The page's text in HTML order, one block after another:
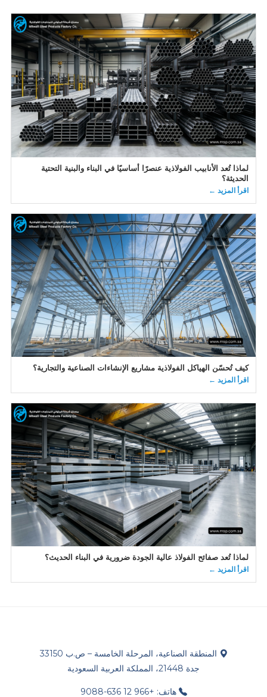
لماذا تُعد الأنابيب الفولاذية عنصرًا أساسيًا في البناء والبنية التحتية
الحديثة؟
اقرأ المزيد ←
كيف تُحسّن الهياكل الفولاذية مشاريع الإنشاءات الصناعية والتجارية؟
اقرأ المزيد ←
لماذا تُعد صفائح الفولاذ عالية الجودة ضرورية في البناء الحديث؟
اقرأ المزيد ←
المنطقة الصناعية، المرحلة الخامسة – ص.ب 33150
جدة 21448، المملكة العربية السعودية
هاتف: +966 12 636-9088